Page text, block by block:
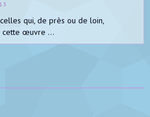
qui, de près ou de loin,
cette œuvre ...